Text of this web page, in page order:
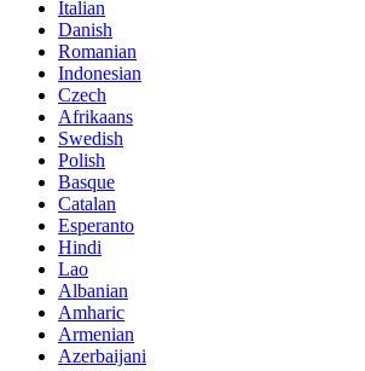
Italian
Danish
Romanian
Indonesian
Czech
Afrikaans
Swedish
Polish
Basque
Catalan
Esperanto
Hindi
Lao
Albanian
Amharic
Armenian
Azerbaijani